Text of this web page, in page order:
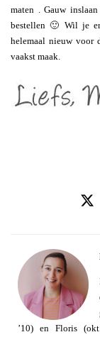
maten . Gauw
bestellen 🙂 Wil je
helemaal nieuw
vaakst maak.
’10) en Floris